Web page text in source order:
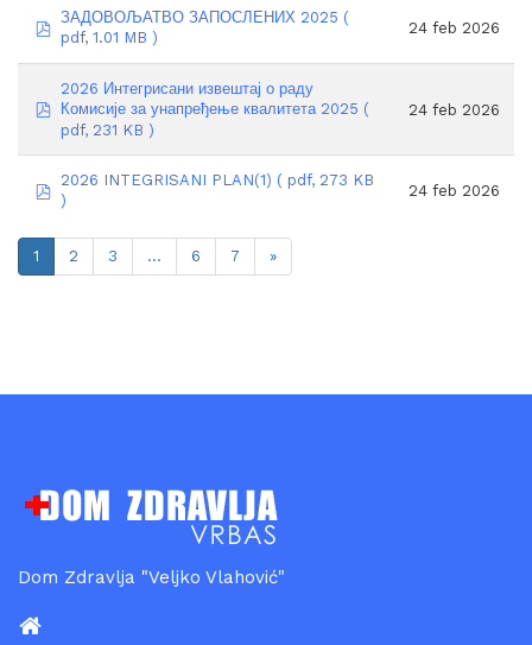
pdfЗАДОВОЉАТВО ЗАПОСЛЕНИХ 2025 (
pdf, 1.01 MB )
24 feb 2026
pdf
2026 Интегрисани извештај о раду
Комисије за унапређење квалитета 2025 (
pdf, 231 KB )
24 feb 2026
pdf2026 INTEGRISANI PLAN(1) ( pdf, 273 KB
)
24 feb 2026
1 2 3 … 6 7 »
Dom Zdravlja "Veljko Vlahović"